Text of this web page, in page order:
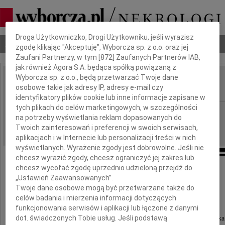
Nekrologi Odeszli Poradnik pogrzebowy
IMIĘ I NAZWISKO: Helena Trybulec
REGION: Kraków
DATA EMISJI: 05.02.2013
Umarłych wieczność dotąd trwa
W.Szymborska
Odeszła, ale w naszej pamięci żyć będzie
promienna, serdeczna i niezawodna Przyjaciółka
Dbamy o Twoją prywatność
Droga Użytkowniczko, Drogi Użytkowniku, jeśli wyrazisz
zgodę klikając "Akceptuję", Wyborcza sp. z o.o. oraz jej
Zaufani Partnerzy, w tym [872 ] Zaufanych Partnerów IAB,
jak również Agora S.A. będąca spółką powiązaną z
Wyborcza sp. z o.o., będą przetwarzać Twoje dane
osobowe takie jak adresy IP, adresy e-mail czy
identyfikatory plików cookie lub inne informacje zapisane w
tych plikach do celów marketingowych, w szczególności
na potrzeby wyświetlania reklam dopasowanych do
Twoich zainteresowań i preferencji w swoich serwisach,
aplikacjach i w Internecie lub personalizacji treści w nich
wyświetlanych. Wyrażenie zgody jest dobrowolne. Jeśli nie
chcesz wyrazić zgody, chcesz ograniczyć jej zakres lub
chcesz wycofać zgodę uprzednio udzieloną przejdź do
„Ustawień Zaawansowanych”.
Twoje dane osobowe mogą być przetwarzane także do
celów badania i mierzenia informacji dotyczących
funkcjonowania serwisów i aplikacji lub łączone z danymi
dot. świadczonych Tobie usług. Jeśli podstawą